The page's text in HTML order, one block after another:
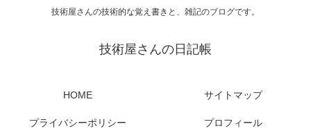
技術屋さんの技術的な覚え書きと、雑記のブログです。
技術屋さんの日記帳
HOME サイトマップ
プライバシーポリシー プロフィール